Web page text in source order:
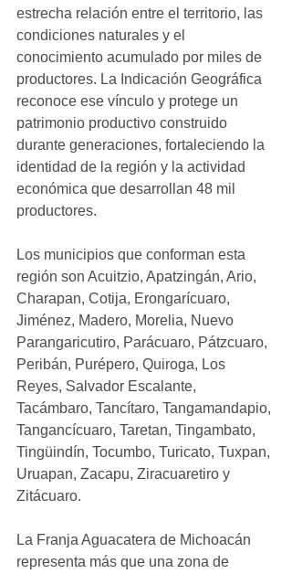
estrecha relación entre el territorio, las
condiciones naturales y el
conocimiento acumulado por miles de
productores. La Indicación Geográfica
reconoce ese vínculo y protege un
patrimonio productivo construido
durante generaciones, fortaleciendo la
identidad de la región y la actividad
económica que desarrollan 48 mil
productores.
Los municipios que conforman esta
región son Acuitzio, Apatzingán, Ario,
Charapan, Cotija, Erongarícuaro,
Jiménez, Madero, Morelia, Nuevo
Parangaricutiro, Parácuaro, Pátzcuaro,
Peribán, Purépero, Quiroga, Los
Reyes, Salvador Escalante,
Tacámbaro, Tancítaro, Tangamandapio,
Tangancícuaro, Taretan, Tingambato,
Tingüindín, Tocumbo, Turicato, Tuxpan,
Uruapan, Zacapu, Ziracuaretiro y
Zitácuaro.
La Franja Aguacatera de Michoacán
representa más que una zona de